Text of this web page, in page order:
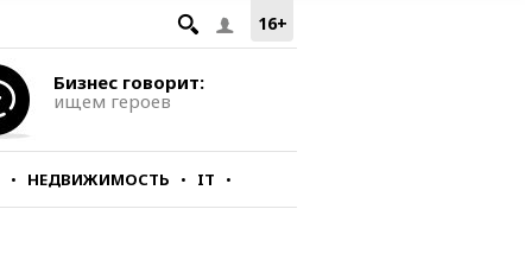
16+
Бизнес говорит:
ищем героев
НЕДВИЖИМОСТЬ IT